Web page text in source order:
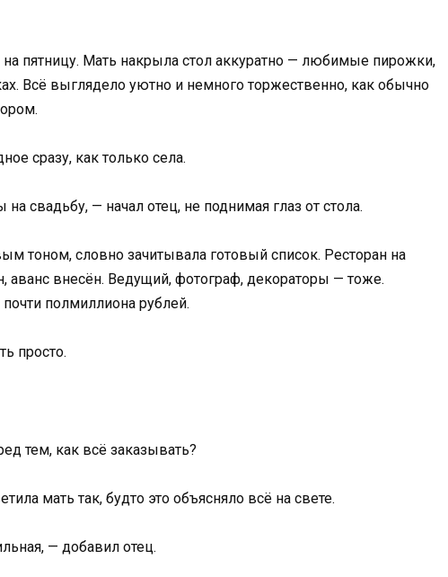
пятницу. Мать накрыла стол аккуратно — любимые пирожки,
Всё выглядело уютно и немного торжественно, как обычно
сразу, как только села.
свадьбу, — начал отец, не поднимая глаз от стола.
тоном, словно зачитывала готовый список. Ресторан на
аванс внесён. Ведущий, фотограф, декораторы — тоже.
полмиллиона рублей.
просто.
тем, как всё заказывать?
мать так, будто это объясняло всё на свете.
— добавил отец.